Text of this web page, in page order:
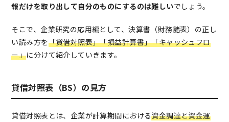
報だけを取り出して自分のものにするのは難しいでしょう。
そこで、企業研究の応用編として、決算書（財務諸表）の正し
い読み方を「貸借対照表」「損益計算書」「キャッシュフロ
ー」に分けて紹介していきます。
貸借対照表（BS）の見方
貸借対照表とは、企業が計算期間における資金調達と資金運